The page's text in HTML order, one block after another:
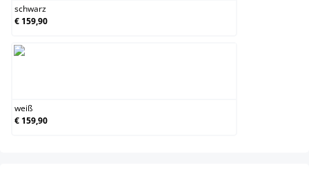
schwarz
€ 159,90
weiß
€ 159,90